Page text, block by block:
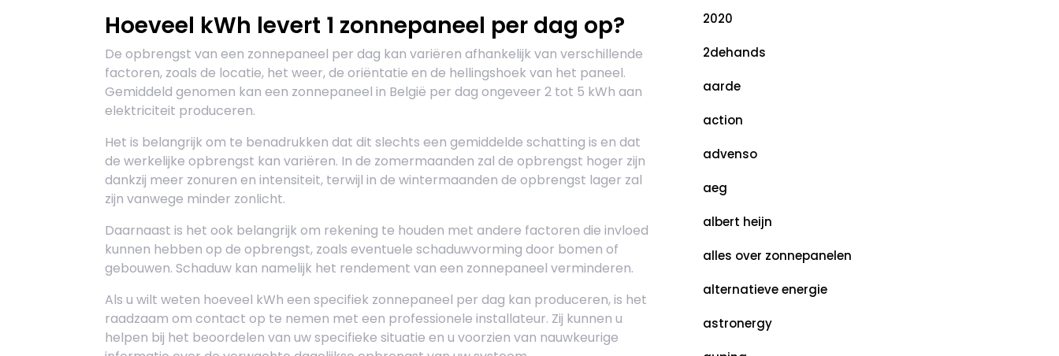
Hoeveel kWh levert 1 zonnepaneel per dag op?
De opbrengst van een zonnepaneel per dag kan variëren afhankelijk van verschillende
factoren, zoals de locatie, het weer, de oriëntatie en de hellingshoek van het paneel.
Gemiddeld genomen kan een zonnepaneel in België per dag ongeveer 2 tot 5 kWh aan
elektriciteit produceren.
Het is belangrijk om te benadrukken dat dit slechts een gemiddelde schatting is en dat
de werkelijke opbrengst kan variëren. In de zomermaanden zal de opbrengst hoger zijn
dankzij meer zonuren en intensiteit, terwijl in de wintermaanden de opbrengst lager zal
zijn vanwege minder zonlicht.
Daarnaast is het ook belangrijk om rekening te houden met andere factoren die invloed
kunnen hebben op de opbrengst, zoals eventuele schaduwvorming door bomen of
gebouwen. Schaduw kan namelijk het rendement van een zonnepaneel verminderen.
Als u wilt weten hoeveel kWh een specifiek zonnepaneel per dag kan produceren, is het
raadzaam om contact op te nemen met een professionele installateur. Zij kunnen u
helpen bij het beoordelen van uw specifieke situatie en u voorzien van nauwkeurige
2020
2dehands
aarde
action
advenso
aeg
albert heijn
alles over zonnepanelen
alternatieve energie
astronergy